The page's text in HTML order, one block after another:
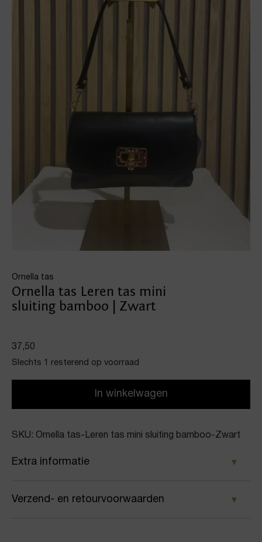
Ornella tas
Ornella tas Leren tas mini
sluiting bamboo | Zwart
37,50
Slechts 1 resterend op voorraad
In winkelwagen
SKU: Ornella tas-Leren tas mini sluiting bamboo-Zwart
Extra informatie
Kleur
Verzend- en retourvoorwaarden